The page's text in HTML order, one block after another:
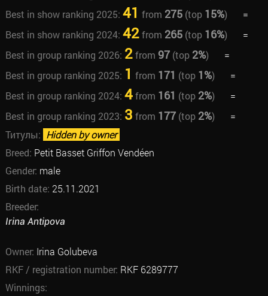
Best in show ranking 2025: 41 from 275(top 15%)
=
Best in show ranking 2024: 42from 265(top 16%)
=
Best in group ranking 2026: 2from 97(top 2%)
=
Best in group ranking 2025: 1 from 171 (top 1%)
=
Best in group ranking 2024: 4from 161 (top 2%)
=
Best in group ranking 2023: 3 from 177(top 2%)
=
Титулы: Hidden by owner
Breed: Petit Basset Griffon Vendéen
Gender: male
Birth date: 25.11.2021
Breeder:
Irina Antipova
Owner: Irina Golubeva
RKF / registration number: RKF 6289777
Winnings: